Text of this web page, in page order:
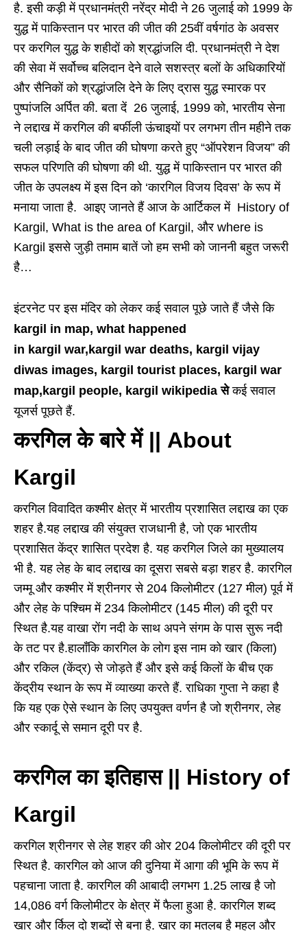
है. इसी कड़ी में प्रधानमंत्री नरेंद्र मोदी ने 26 जुलाई को 1999 के
युद्ध में पाकिस्तान पर भारत की जीत की 25वीं वर्षगांठ के अवसर
पर करगिल युद्ध के शहीदों को श्रद्धांजलि दी. प्रधानमंत्री ने देश
की सेवा में सर्वोच्च बलिदान देने वाले सशस्त्र बलों के अधिकारियों
और सैनिकों को श्रद्धांजलि देने के लिए द्रास युद्ध स्मारक पर
पुष्पांजलि अर्पित की. बता दें 26 जुलाई, 1999 को, भारतीय सेना
ने लद्दाख में करगिल की बर्फीली ऊंचाइयों पर लगभग तीन महीने तक
चली लड़ाई के बाद जीत की घोषणा करते हुए “ऑपरेशन विजय” की
सफल परिणति की घोषणा की थी. युद्ध में पाकिस्तान पर भारत की
जीत के उपलक्ष्य में इस दिन को ‘कारगिल विजय दिवस’ के रूप में
मनाया जाता है. आइए जानते हैं आज के आर्टिकल में History of
Kargil, What is the area of ​​Kargil, और where is
Kargil इससे जुड़ी तमाम बातें जो हम सभी को जाननी बहुत जरूरी
है…
इंटरनेट पर इस मंदिर को लेकर कई सवाल पूछे जाते हैं जैसे कि
kargil in map, what happened
in kargil war,kargil war deaths, kargil vijay
diwas images, kargil tourist places, kargil war
map,kargil people, kargil wikipedia सेकई सवाल
यूजर्स पूछते हैं.
करगिल के बारे में || About
Kargil
करगिल विवादित कश्मीर क्षेत्र में भारतीय प्रशासित लद्दाख का एक
शहर है.यह लद्दाख की संयुक्त राजधानी है, जो एक भारतीय
प्रशासित केंद्र शासित प्रदेश है. यह करगिल जिले का मुख्यालय
भी है. यह लेह के बाद लद्दाख का दूसरा सबसे बड़ा शहर है. कारगिल
जम्मू और कश्मीर में श्रीनगर से 204 किलोमीटर (127 मील) पूर्व में
और लेह के पश्चिम में 234 किलोमीटर (145 मील) की दूरी पर
स्थित है.यह वाखा रोंग नदी के साथ अपने संगम के पास सुरू नदी
के तट पर है.हालाँकि कारगिल के लोग इस नाम को खार (किला)
और रकिल (केंद्र) से जोड़ते हैं और इसे कई किलों के बीच एक
केंद्रीय स्थान के रूप में व्याख्या करते हैं. राधिका गुप्ता ने कहा है
कि यह एक ऐसे स्थान के लिए उपयुक्त वर्णन है जो श्रीनगर, लेह
और स्कार्दू से समान दूरी पर है.
करगिल का इतिहास || History of
Kargil
करगिल श्रीनगर से लेह शहर की ओर 204 किलोमीटर की दूरी पर
स्थित है. कारगिल को आज की दुनिया में आगा की भूमि के रूप में
पहचाना जाता है. कारगिल की आबादी लगभग 1.25 लाख है जो
14,086 वर्ग किलोमीटर के क्षेत्र में फैला हुआ है. कारगिल शब्द
खार और र्किल दो शब्दों से बना है. खार का मतलब है महल और